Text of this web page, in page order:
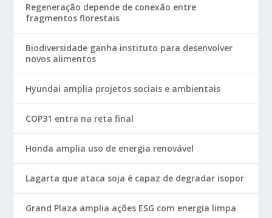
Regeneração depende de conexão entre
fragmentos florestais
Biodiversidade ganha instituto para desenvolver
novos alimentos
Hyundai amplia projetos sociais e ambientais
COP31 entra na reta final
Honda amplia uso de energia renovável
Lagarta que ataca soja é capaz de degradar isopor
Grand Plaza amplia ações ESG com energia limpa